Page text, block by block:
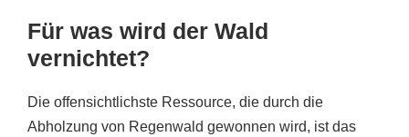
Für was wird der Wald
vernichtet?
Die offensichtlichste Ressource, die durch die
Abholzung von Regenwald gewonnen wird, ist das